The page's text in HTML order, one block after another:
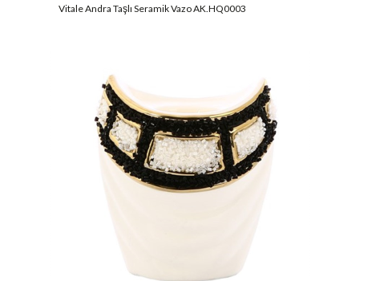
Vitale Andra Taşlı Seramik Vazo AK.HQ0003